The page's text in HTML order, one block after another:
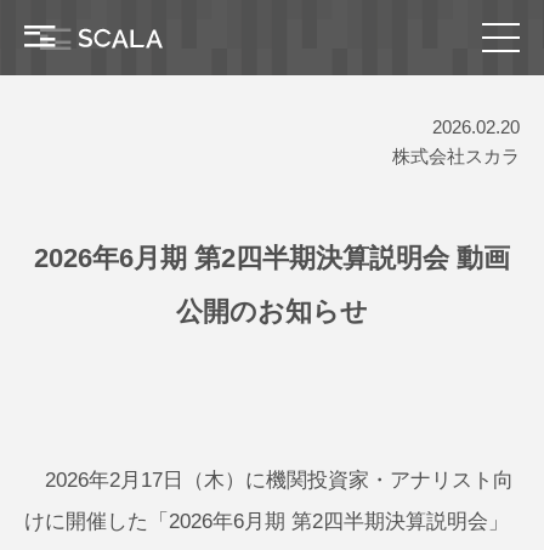
2026.02.20
株式会社スカラ
2026年6月期 第2四半期決算説明会 動画
公開のお知らせ
2026年2月17日（木）に機関投資家・アナリスト向
けに開催した「2026年6月期 第2四半期決算説明会」